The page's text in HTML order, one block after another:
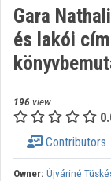
Organization
Categories
Organization
Organizations
Contributors
Gara
és lakói
196 view
Contributors
Owner: Újváriné